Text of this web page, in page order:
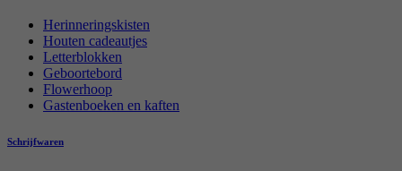
Herinneringskisten
Houten cadeautjes
Letterblokken
Geboortebord
Flowerhoop
Gastenboeken en kaften
Schrijfwaren